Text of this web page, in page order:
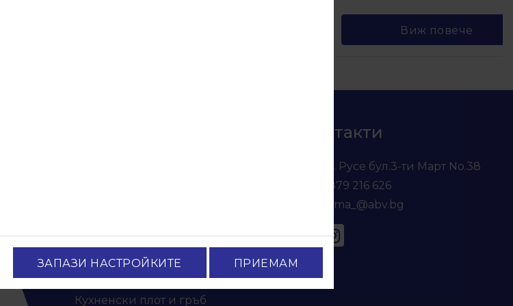
ЗАПАЗИ НАСТРОЙКИТЕ ПРИЕМАМ
Виж повече
Ламинирано ПДЧ
МДФ
Кухненски плот и гръб
Контакти
гр. Русе бул.3-ти Март No.38
0879 216 626
voma_@abv.bg